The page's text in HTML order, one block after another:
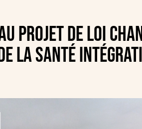
projet de loi
la santé